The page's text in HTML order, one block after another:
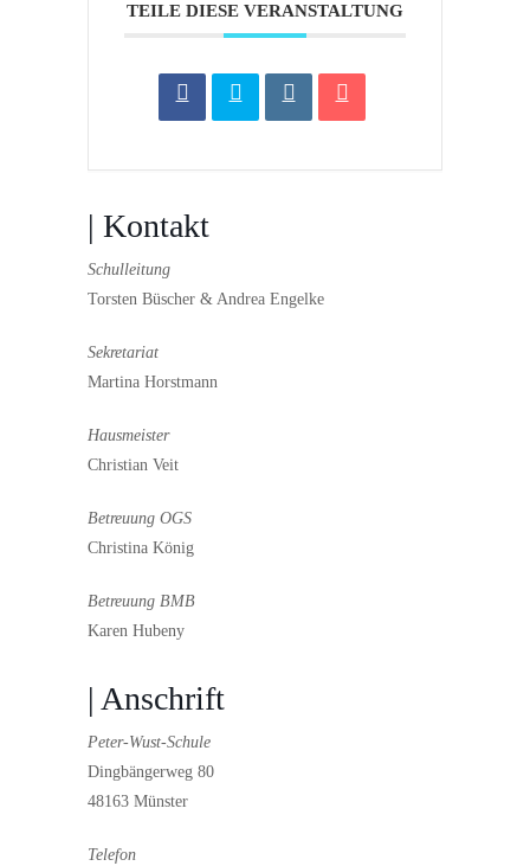
TEILE DIESE VERANSTALTUNG
| Kontakt
Schulleitung
Torsten Büscher & Andrea Engelke
Sekretariat
Martina Horstmann
Hausmeister
Christian Veit
Betreuung OGS
Christina König
Betreuung BMB
Karen Hubeny
| Anschrift
Peter-Wust-Schule
Dingbängerweg 80
48163 Münster
Telefon